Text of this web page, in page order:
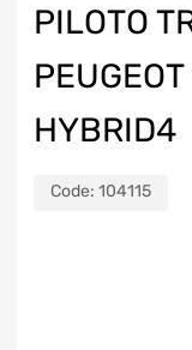
PILOTO
HYBRID4
Code: 104115